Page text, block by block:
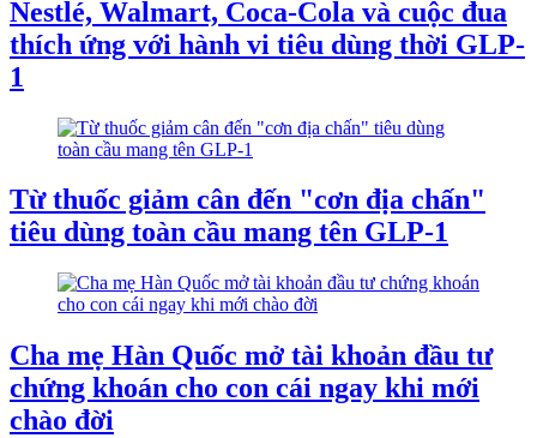
Nestlé, Walmart, Coca-Cola và cuộc đua
thích ứng với hành vi tiêu dùng thời GLP-
1
Từ thuốc giảm cân đến "cơn địa chấn"
tiêu dùng toàn cầu mang tên GLP-1
Cha mẹ Hàn Quốc mở tài khoản đầu tư
chứng khoán cho con cái ngay khi mới
chào đời